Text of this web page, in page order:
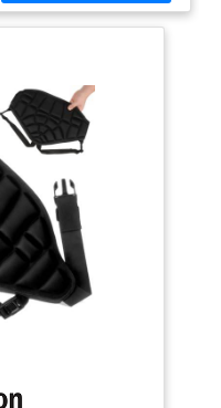
le vieillissement cutané, pour
lunettes, maintien ajusté sans
glissement, idéale pour
activités dynamiques 【Usage
Polyvalent】: Convient pour
moto, vélo, ski, snowboard,
course, peut servir de sous-
casque ou masque léger,
s'adapte à diverses conditions,
unisexe 【Durable & Facile
d'Entretien】: Polyester
résistant, garde forme et
élasticité après lavages,
entretien facile, idéal pour
sports outdoor